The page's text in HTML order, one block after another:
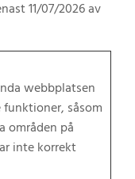
11/07/2026 av
webbplatsen
såsom
områden på
inte korrekt